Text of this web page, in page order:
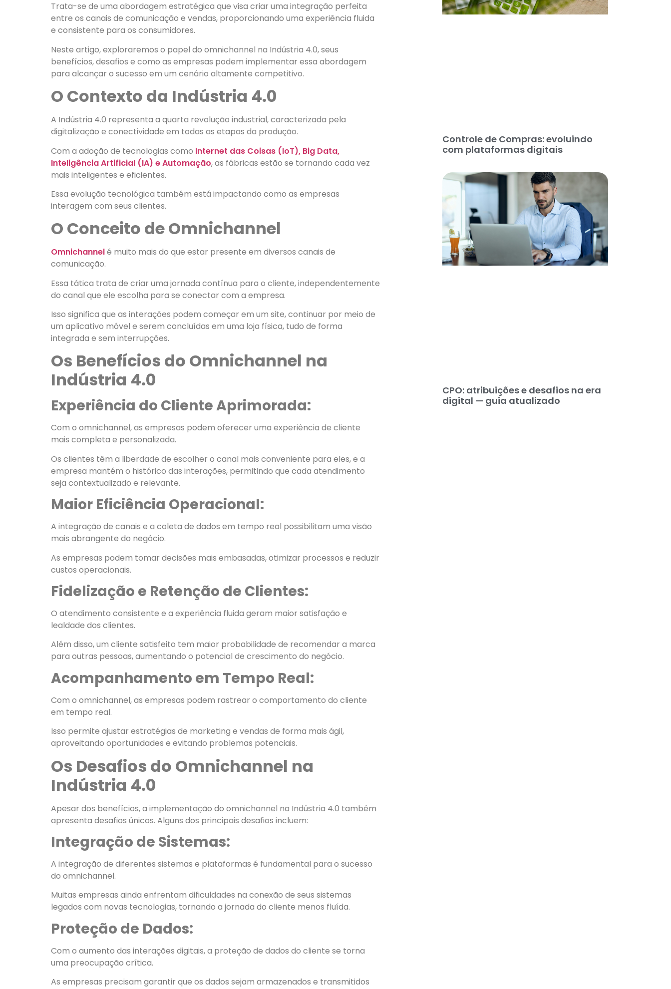
Trata-se de uma abordagem estratégica que visa criar uma integração perfeita
entre os canais de comunicação e vendas, proporcionando uma experiência fluida
e consistente para os consumidores.
Neste artigo, exploraremos o papel do omnichannel na Indústria 4.0, seus
benefícios, desafios e como as empresas podem implementar essa abordagem
para alcançar o sucesso em um cenário altamente competitivo.
O Contexto da Indústria 4.0
A Indústria 4.0 representa a quarta revolução industrial, caracterizada pela
digitalização e conectividade em todas as etapas da produção.
Com a adoção de tecnologias como Internet das Coisas (IoT), Big Data,
Inteligência Artificial (IA) e Automação, as fábricas estão se tornando cada vez
mais inteligentes e eficientes.
Essa evolução tecnológica também está impactando como as empresas
interagem com seus clientes.
O Conceito de Omnichannel
Omnichannelé muito mais do que estar presente em diversos canais de
comunicação.
Essa tática trata de criar uma jornada contínua para o cliente, independentemente
do canal que ele escolha para se conectar com a empresa.
Isso significa que as interações podem começar em um site, continuar por meio de
um aplicativo móvel e serem concluídas em uma loja física, tudo de forma
integrada e sem interrupções.
Os Benefícios do Omnichannel na
Indústria 4.0
Experiência do Cliente Aprimorada:
Com o omnichannel, as empresas podem oferecer uma experiência de cliente
mais completa e personalizada.
Os clientes têm a liberdade de escolher o canal mais conveniente para eles, e a
empresa mantém o histórico das interações, permitindo que cada atendimento
seja contextualizado e relevante.
Maior Eficiência Operacional:
A integração de canais e a coleta de dados em tempo real possibilitam uma visão
mais abrangente do negócio.
As empresas podem tomar decisões mais embasadas, otimizar processos e reduzir
custos operacionais.
Fidelização e Retenção de Clientes:
O atendimento consistente e a experiência fluida geram maior satisfação e
lealdade dos clientes.
Além disso, um cliente satisfeito tem maior probabilidade de recomendar a marca
para outras pessoas, aumentando o potencial de crescimento do negócio.
Acompanhamento em Tempo Real:
Com o omnichannel, as empresas podem rastrear o comportamento do cliente
em tempo real.
Isso permite ajustar estratégias de marketing e vendas de forma mais ágil,
aproveitando oportunidades e evitando problemas potenciais.
Os Desafios do Omnichannel na
Indústria 4.0
Apesar dos benefícios, a implementação do omnichannel na Indústria 4.0 também
apresenta desafios únicos. Alguns dos principais desafios incluem:
Integração de Sistemas:
A integração de diferentes sistemas e plataformas é fundamental para o sucesso
do omnichannel.
Muitas empresas ainda enfrentam dificuldades na conexão de seus sistemas
legados com novas tecnologias, tornando a jornada do cliente menos fluída.
Proteção de Dados:
Com o aumento das interações digitais, a proteção de dados do cliente se torna
uma preocupação crítica.
As empresas precisam garantir que os dados sejam armazenados e transmitidos
Controle de Compras: evoluindo
com plataformas digitais
CPO: atribuições e desafios na era
digital — guia atualizado